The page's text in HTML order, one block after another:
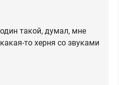
такой, думал, мне
то херня со звуками